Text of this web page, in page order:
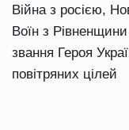
Війна з росією,
Воїн з
звання Героя
повітряних цілей